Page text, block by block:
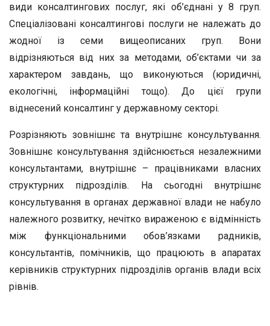
види консалтингових послуг, які об’єднані у 8 груп.
Спеціалізовані консалтингові послуги не належать до
жодної із семи вищеописаних груп. Вони
відрізняються від них за методами, об’єктами чи за
характером завдань, що виконуються (юридичні,
екологічні, інформаційні тощо). До цієї групи
віднесений консалтинг у державному секторі.
Розрізняють зовнішнє та внутрішнє консультування.
Зовнішнє консультування здійснюється незалежними
консультантами, внутрішнє – працівниками власних
структурних підрозділів. На сьогодні внутрішнє
консультування в органах державної влади не набуло
належного розвитку, нечітко вираженою є відмінність
між функціональними обов’язками радників,
консультантів, помічників, що працюють в апаратах
керівників структурних підрозділів органів влади всіх
рівнів.